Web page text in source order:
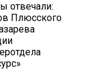
отвечали:
Плюсского